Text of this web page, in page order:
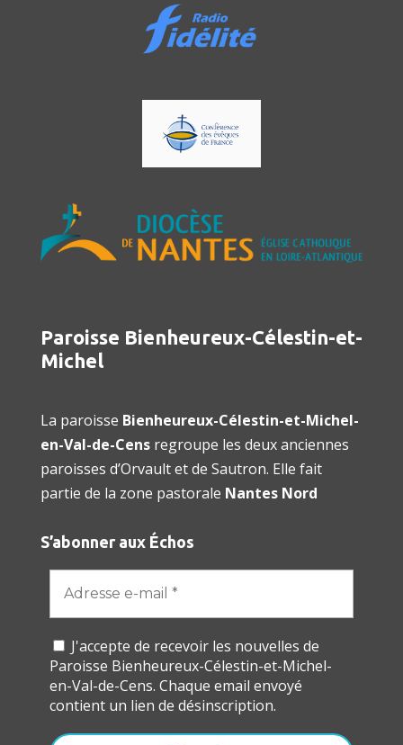
Paroisse Bienheureux-Célestin-et-
Michel
La paroisse Bienheureux-Célestin-et-Michel-
en-Val-de-Censregroupe les deux anciennes
paroisses d’Orvault et de Sautron. Elle fait
partie de la zone pastorale Nantes Nord
S’abonner aux Échos
J'accepte de recevoir les nouvelles de
Paroisse Bienheureux-Célestin-et-Michel-
en-Val-de-Cens. Chaque email envoyé
contient un lien de désinscription.